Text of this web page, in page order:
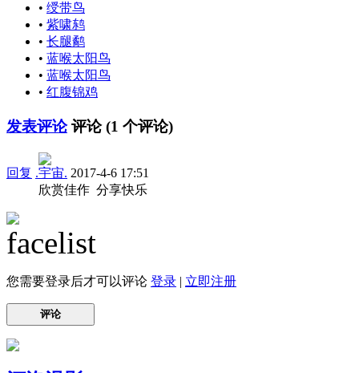
• 绶带鸟
• 紫啸鸫
• 长腿鹬
• 蓝喉太阳鸟
• 蓝喉太阳鸟
• 红腹锦鸡
发表评论评论 (1 个评论)
回复 .宇宙. 2017-4-6 17:51
欣赏佳作 分享快乐
您需要登录后才可以评论 登录 | 立即注册
评论